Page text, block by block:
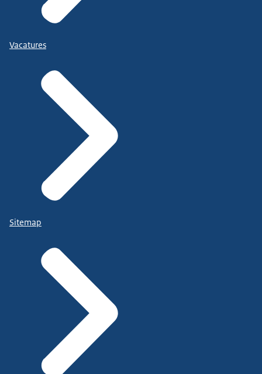
Vacatures
Sitemap